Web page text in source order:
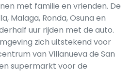
met familie en vrienden. De
Malaga, Ronda, Osuna en
uur rijden met de auto.
zich uitstekend voor
van Villanueva de San
supermarkt voor de